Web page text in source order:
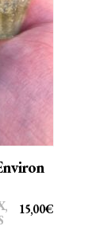
15,00€
,